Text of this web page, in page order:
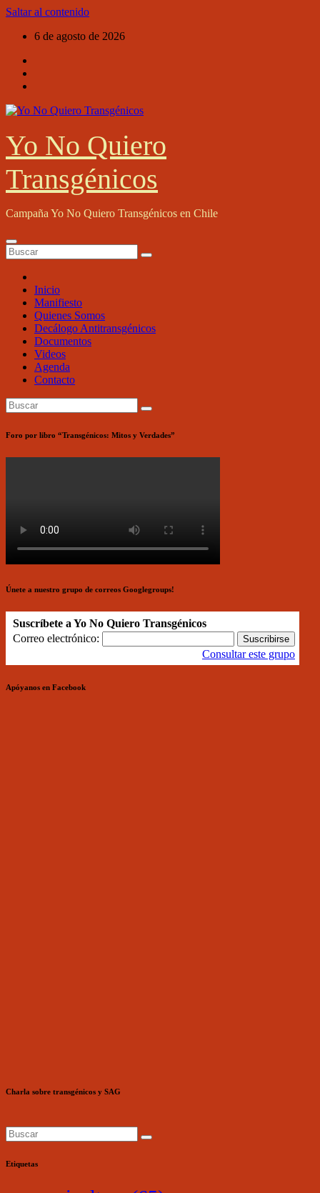
Saltar al contenido
6 de agosto de 2026
Yo No Quiero
Transgénicos
Campaña Yo No Quiero Transgénicos en Chile
Inicio
Manifiesto
Quienes Somos
Decálogo Antitransgénicos
Documentos
Videos
Agenda
Contacto
Foro por libro “Transgénicos: Mitos y Verdades”
Únete a nuestro grupo de correos Googlegroups!
Suscríbete a Yo No Quiero Transgénicos
Correo electrónico:
Consultar este grupo
Apóyanos en Facebook
Charla sobre transgénicos y SAG
Etiquetas